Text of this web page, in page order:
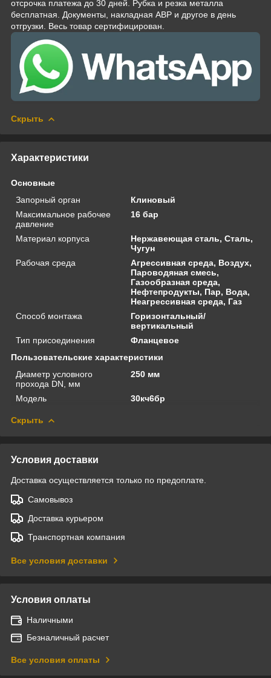
отсрочка платежа до 30 дней. Рубка и резка металла
бесплатная. Документы, накладная АВР и другое в день
отгрузки. Весь товар сертифицирован.
Скрыть
Характеристики
Основные
Запорный орган
Клиновый
Максимальное рабочее
давление
16 бар
Материал корпуса
Нержавеющая сталь, Сталь,
Чугун
Рабочая среда
Агрессивная среда, Воздух,
Пароводяная смесь,
Газообразная среда,
Нефтепродукты, Пар, Вода,
Неагрессивная среда, Газ
Способ монтажа
Горизонтальный/
вертикальный
Тип присоединения
Фланцевое
Пользовательские характеристики
Диаметр условного
прохода DN, мм
250 мм
Модель 30кч6бр
Скрыть
Условия доставки
Доставка осуществляется только по предоплате.
Самовывоз
Доставка курьером
Транспортная компания
Все условия доставки
Условия оплаты
Наличными
Безналичный расчет
Все условия оплаты